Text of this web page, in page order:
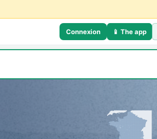
Connexion 📱 The app